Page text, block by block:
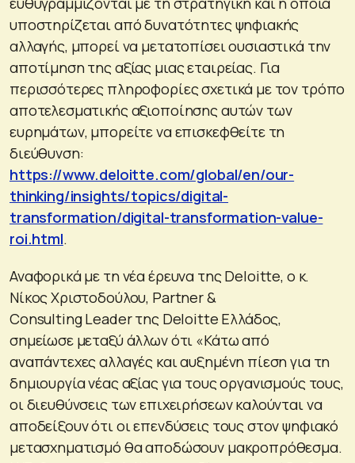
υποστηρίζεται από δυνατότητες ψηφιακής
αλλαγής, μπορεί να μετατοπίσει ουσιαστικά την
αποτίμηση της αξίας μιας εταιρείας. Για
περισσότερες πληροφορίες σχετικά με τον τρόπο
αποτελεσματικής αξιοποίησης αυτών των
ευρημάτων, μπορείτε να επισκεφθείτε τη
διεύθυνση:
https://www.deloitte.com/global/en/our-
thinking/insights/topics/digital-
transformation/digital-transformation-value-
roi.html.
Αναφορικά με τη νέα έρευνα της Deloitte, ο κ.
Νίκος Χριστοδούλου, Partner &
Consulting Leader της Deloitte Ελλάδος,
σημείωσε μεταξύ άλλων ότι «Κάτω από
αναπάντεχες αλλαγές και αυξημένη πίεση για τη
δημιουργία νέας αξίας για τους οργανισμούς τους,
οι διευθύνσεις των επιχειρήσεων καλούνται να
αποδείξουν ότι οι επενδύσεις τους στον ψηφιακό
μετασχηματισμό θα αποδώσουν μακροπρόθεσμα.